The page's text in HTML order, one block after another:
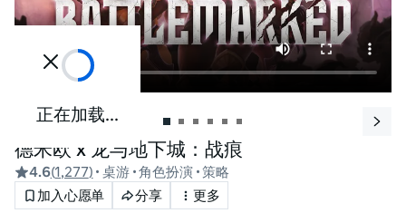
德米欧 x 龙与地下城：战痕
4.6(1,277) • 桌游• 角色扮演• 策略
加入心愿单
分享 更多
正在加载...